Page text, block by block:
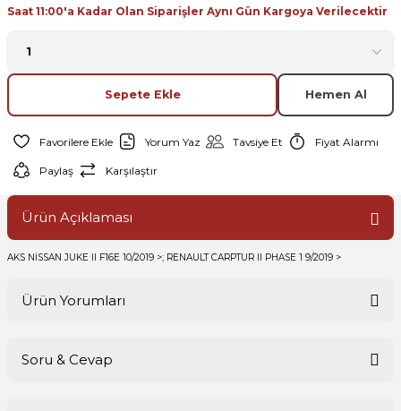
Saat 11:00'a Kadar Olan Siparişler Aynı Gün Kargoya Verilecektir
Sepete Ekle Hemen Al
Yorum Yaz Tavsiye Et Fiyat Alarmı
Paylaş Karşılaştır
Ürün Açıklaması
AKS NİSSAN JUKE II F16E 10/2019 >; RENAULT CARPTUR II PHASE 1 9/2019 >
Ürün Yorumları
Soru & Cevap